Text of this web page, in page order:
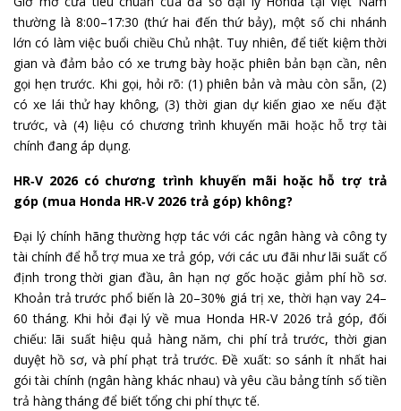
thường là 8:00–17:30 (thứ hai đến thứ bảy), một số chi nhánh
lớn có làm việc buổi chiều Chủ nhật. Tuy nhiên, để tiết kiệm thời
gian và đảm bảo có xe trưng bày hoặc phiên bản bạn cần, nên
gọi hẹn trước. Khi gọi, hỏi rõ: (1) phiên bản và màu còn sẵn, (2)
có xe lái thử hay không, (3) thời gian dự kiến giao xe nếu đặt
trước, và (4) liệu có chương trình khuyến mãi hoặc hỗ trợ tài
chính đang áp dụng.
HR‑V 2026 có chương trình khuyến mãi hoặc hỗ trợ trả
góp (mua Honda HR‑V 2026 trả góp) không?
Đại lý chính hãng thường hợp tác với các ngân hàng và công ty
tài chính để hỗ trợ mua xe trả góp, với các ưu đãi như lãi suất cố
định trong thời gian đầu, ân hạn nợ gốc hoặc giảm phí hồ sơ.
Khoản trả trước phổ biến là 20–30% giá trị xe, thời hạn vay 24–
60 tháng. Khi hỏi đại lý về mua Honda HR‑V 2026 trả góp, đối
chiếu: lãi suất hiệu quả hàng năm, chi phí trả trước, thời gian
duyệt hồ sơ, và phí phạt trả trước. Đề xuất: so sánh ít nhất hai
gói tài chính (ngân hàng khác nhau) và yêu cầu bảng tính số tiền
trả hàng tháng để biết tổng chi phí thực tế.